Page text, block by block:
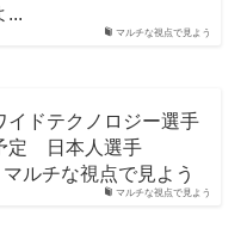
マルチな視点で見よう
...
マルチな視点で見よう
イドテクノロジー選手
定 日本人選手
ルチな視点で見よう